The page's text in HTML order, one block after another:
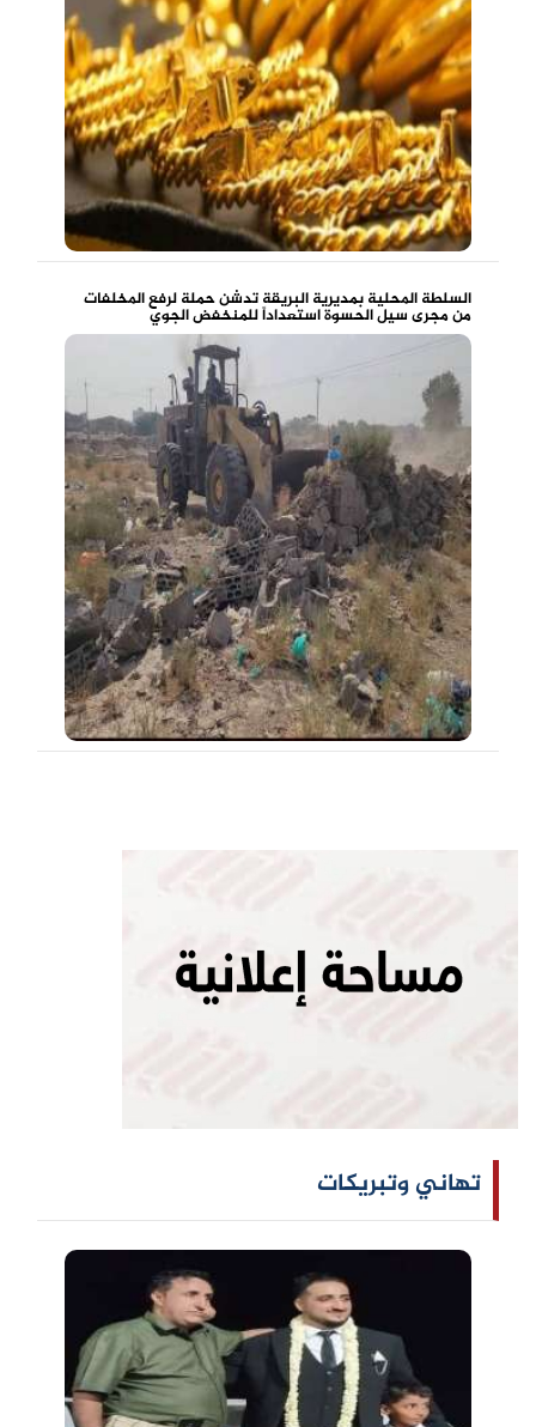
السلطة المحلية بمديرية البريقة تدشن حملة لرفع المخلفات
من مجرى سيل الحسوة استعداداً للمنخفض الجوي
تهاني وتبريكات